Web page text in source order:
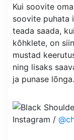
Kui soovite
soovite puhata
teada saada,
kõhklete, on
mustad
ning lisaks
ja punase lõnga.
Instagram /